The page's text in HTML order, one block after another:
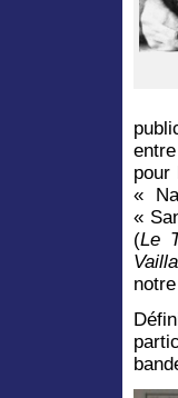
«
«
(Le